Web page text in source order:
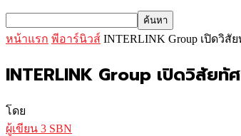
หน้าแรก พีอาร์นิวส์ INTERLINK Group เปิดวิ
INTERLINK Group เปิดวิสัยทั
โดย
ผู้เขียน 3 SBN